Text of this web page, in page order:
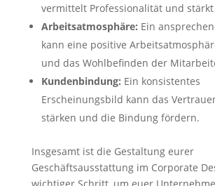
vermittelt Professionalität und
Arbeitsatmosphäre: Ein
kann eine positive
und das Wohlbefinden der
Kundenbindung: Ein konsistentes
Erscheinungsbild kann das
stärken und die Bindung fördern.
Insgesamt ist die Gestaltung eurer
Geschäftsausstattung im Corporate
wichtiger Schritt, um euer